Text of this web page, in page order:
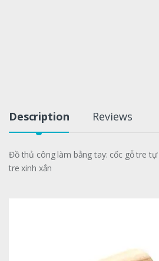
Description Reviews
Đồ thủ công làm bằng tay: cốc gỗ tre
tre xinh xắn